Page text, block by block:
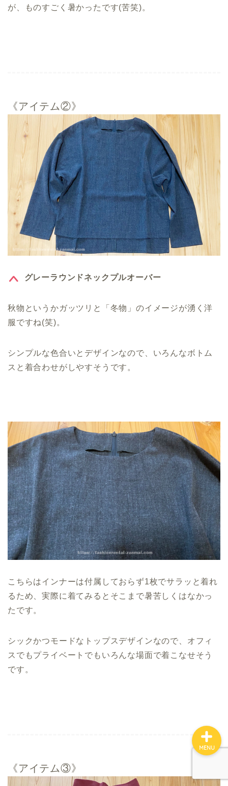
が、ものすごく暑かったです(苦笑)。
《アイテム②》
グレーラウンドネックプルオーバー
秋物というかガッツリと「冬物」のイメージが湧く洋
服ですね(笑)。
シンプルな色合いとデザインなので、いろんなボトム
スと着合わせがしやすそうです。
こちらはインナーは付属しておらず1枚でサラッと着れ
るため、実際に着てみるとそこまで暑苦しくはなかっ
たです。
シックかつモードなトップスデザインなので、オフィ
スでもプライベートでもいろんな場面で着こなせそう
です。
《アイテム③》
MENU
エアークローゼット
メチャカリ
お悩み別おすすめ